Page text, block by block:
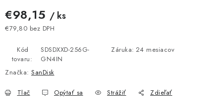
€98,15 / ks
€79,80 bez DPH
Kód
tovaru:
SDSDXXD-256G-
GN4IN
Záruka: 24 mesiacov
Značka: SanDisk
Tlač Opýtať sa Strážiť Zdieľať